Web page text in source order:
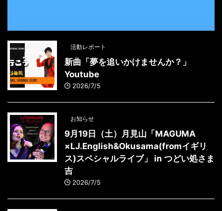
活動レポート
新曲「夢を追いかけませんか？」
Youtube
2026/7/5
お知らせ
9月19日（土）月見山「MAGUMA
×LJ.English&Okusama(fromイギリ
ス)スペシャルライブ」 in つどい処さま
吉
2026/7/5